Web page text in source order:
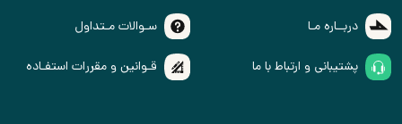
دربــاره مـا سـوالات مـتداول
پشتیبانی و ارتباط با ما قـوانین و مقررات استفـاده